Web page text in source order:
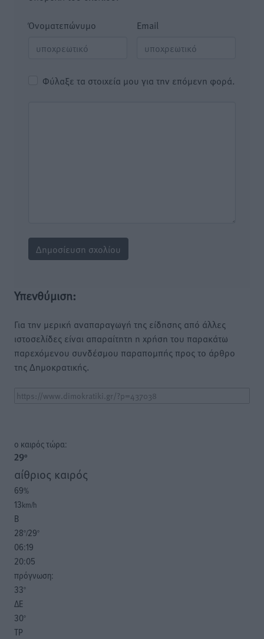
Όνοματεπώνυμο Email
Φύλαξε τα στοιχεία μου για την επόμενη φορά.
Υπενθύμιση:
Για την μερική αναπαραγωγή της είδησης από άλλες
ιστοσελίδες είναι απαραίτητη η χρήση του παρακάτω
παρεχόμενου συνδέσμου παραπομπής προς το άρθρο
της Δημοκρατικής.
o καιρός τώρα:
29°
αίθριος καιρός
69%
13km/h
Β
28°/29°
06:19
20:05
πρόγνωση:
33°
ΔΕ
30°
ΤΡ